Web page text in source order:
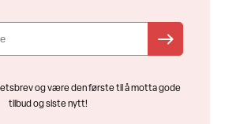
og være den første til å motta gode
tilbud og siste nytt!